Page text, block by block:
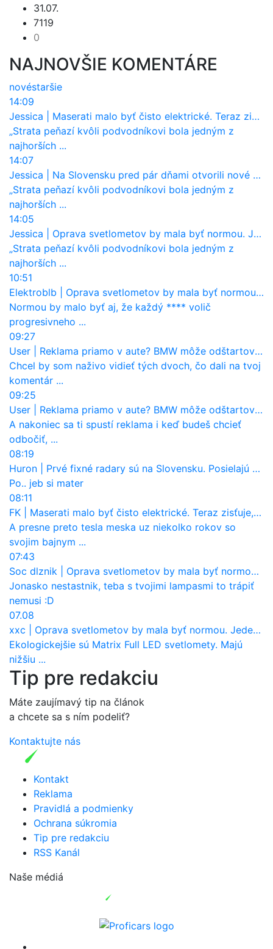
31.07.
7119
0
NAJNOVŠIE KOMENTÁRE
novéstaršie
14:09
Jessica
Maserati malo byť čisto elektrické. Teraz zisťuje, že potrebuje nový osemvalcový motor
„Strata peňazí kvôli podvodníkovi bola jedným z
najhorších ...
14:07
Jessica
Na Slovensku pred pár dňami otvorili nové mosty, ktoré to sú?
„Strata peňazí kvôli podvodníkovi bola jedným z
najhorších ...
14:05
Jessica
Oprava svetlometov by mala byť normou. Jeden nový dnes stojí priemerne 1251 eur!
„Strata peňazí kvôli podvodníkovi bola jedným z
najhorších ...
10:51
Elektroblb
Oprava svetlometov by mala byť normou. Jeden nový dnes stojí priemerne 1251 eur!
Normou by malo byť aj, že každý **** volič
progresivneho ...
09:27
User
Reklama priamo v aute? BMW môže odštartovať nový trend
Chcel by som naživo vidieť tých dvoch, čo dali na tvoj
komentár ...
09:25
User
Reklama priamo v aute? BMW môže odštartovať nový trend
A nakoniec sa ti spustí reklama i keď budeš chcieť
odbočiť, ...
08:19
Huron
Prvé fixné radary sú na Slovensku. Posielajú už pokuty? Ukáže ich Waze?
Po.. jeb si mater
08:11
FK
Maserati malo byť čisto elektrické. Teraz zisťuje, že potrebuje nový osemvalcový motor
A presne preto tesla meska uz niekolko rokov so
svojim bajnym ...
07:43
Soc dlznik
Oprava svetlometov by mala byť normou. Jeden nový dnes stojí priemerne 1251 eur!
Jonasko nestastnik, teba s tvojimi lampasmi to trápiť
nemusi :D
07.08
xxc
Oprava svetlometov by mala byť normou. Jeden nový dnes stojí priemerne 1251 eur!
Ekologickejšie sú Matrix Full LED svetlomety. Majú
nižšiu ...
Tip pre redakciu
Máte zaujímavý tip na článok
a chcete sa s ním podeliť?
Kontaktujte nás
Kontakt
Reklama
Pravidlá a podmienky
Ochrana súkromia
Tip pre redakciu
RSS Kanál
Naše médiá